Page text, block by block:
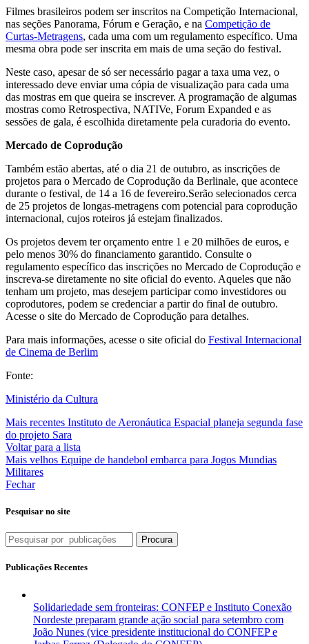
Filmes brasileiros podem ser inscritos na Competição Internacional,
nas seções Panorama, Fórum e Geração, e na Competição de
Curtas-Metragens, cada uma com um regulamento específico. Uma
mesma obra pode ser inscrita em mais de uma seção do festival.
Neste caso, apesar de só ser necessário pagar a taxa uma vez, o
interessado deve enviar uma cópia de visualização para cada uma
das mostras em que queira se inscrever. A programação de algumas
mostras como Retrospectiva, NATIVe, Forum Expanded e as
sessões de gala, é escolhida diretamente pela curadoria do evento.
Mercado de Coprodução
Também estão abertas, até o dia 21 de outubro, as inscrições de
projetos para o Mercado de Coprodução da Berlinale, que acontece
durante o festival, de 14 a 16 de fevereiro.Serão selecionados cerca
de 25 projetos de longas-metragens com potencial para coprodução
internacional, cujos roteiros já estejam finalizados.
Os projetos devem ter orçamento entre 1 e 20 milhões de euros, e
pelo menos 30% do financiamento garantido. Consulte o
regulamento específico das inscrições no Mercado de Coprodução e
inscreva-se diretamente no site oficial do evento. Aqueles que não
tenham um projeto, mas desejem participar como investidores ou
coprodutores, podem se credenciar a partir do final de outubro.
Acesse o site do Mercado de Coprodução para detalhes.
Para mais informações, acesse o site oficial do Festival Internacional
de Cinema de Berlim
Fonte:
Ministério da Cultura
Mais recentes Instituto de Aeronáutica Espacial planeja segunda fase
do projeto Sara
Voltar para a lista
Mais velhos Equipe de handebol embarca para Jogos Mundias
Militares
Fechar
Pesquisar no site
Procura
Publicações Recentes
Solidariedade sem fronteiras: CONFEP e Instituto Conexão
Nordeste preparam grande ação social para setembro com
João Nunes (vice presidente institucional do CONFEP e